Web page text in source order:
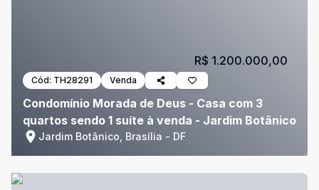
Cód: TH28291 Venda
Condomínio Morada de Deus - Casa com 3
quartos sendo 1 suíte à venda - Jardim Botânico
Jardim Botânico, Brasília - DF
R$ 1.200.000,00